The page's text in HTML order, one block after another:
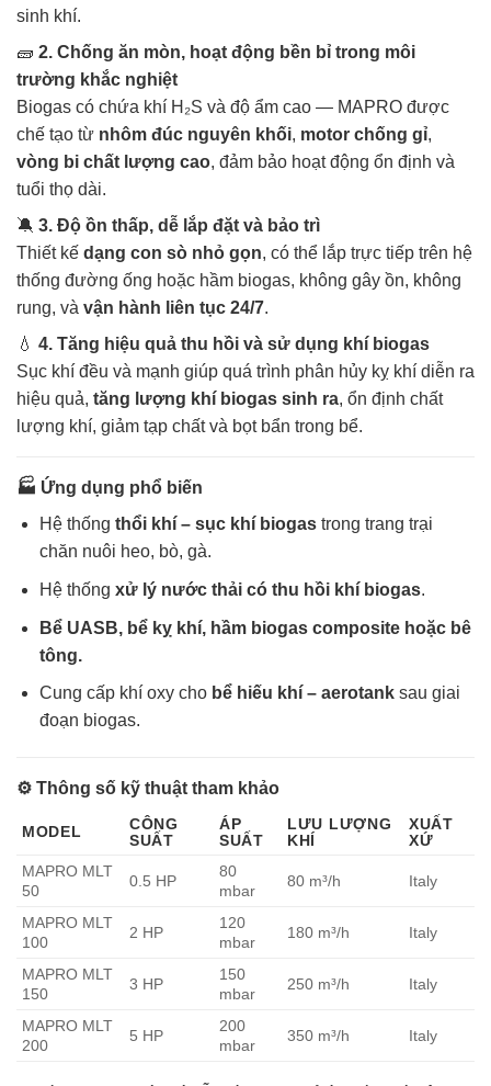
sinh khí.
🧱 2. Chống ăn mòn, hoạt động bền bỉ trong môi
trường khắc nghiệt
Biogas có chứa khí H₂S và độ ẩm cao — MAPRO được
chế tạo từ nhôm đúc nguyên khối, motor chống gỉ,
vòng bi chất lượng cao, đảm bảo hoạt động ổn định và
tuổi thọ dài.
🔕 3. Độ ồn thấp, dễ lắp đặt và bảo trì
Thiết kế dạng con sò nhỏ gọn, có thể lắp trực tiếp trên hệ
thống đường ống hoặc hầm biogas, không gây ồn, không
rung, và vận hành liên tục 24/7.
💧 4. Tăng hiệu quả thu hồi và sử dụng khí biogas
Sục khí đều và mạnh giúp quá trình phân hủy kỵ khí diễn ra
hiệu quả, tăng lượng khí biogas sinh ra, ổn định chất
lượng khí, giảm tạp chất và bọt bẩn trong bể.
🏭 Ứng dụng phổ biến
Hệ thống thổi khí – sục khí biogastrong trang trại
chăn nuôi heo, bò, gà.
Hệ thống xử lý nước thải có thu hồi khí biogas.
Bể UASB, bể kỵ khí, hầm biogas composite hoặc bê
tông.
Cung cấp khí oxy cho bể hiếu khí – aerotanksau giai
đoạn biogas.
⚙️ Thông số kỹ thuật tham khảo
MODEL
CÔNG
SUẤT
ÁP
SUẤT
LƯU LƯỢNG
KHÍ
XUẤT
XỨ
MAPRO MLT
50
0.5 HP
80
mbar
80 m³/h Italy
MAPRO MLT
100
2 HP
120
mbar
180 m³/h Italy
MAPRO MLT
150
3 HP
150
mbar
250 m³/h Italy
MAPRO MLT
200
5 HP
200
mbar
350 m³/h Italy